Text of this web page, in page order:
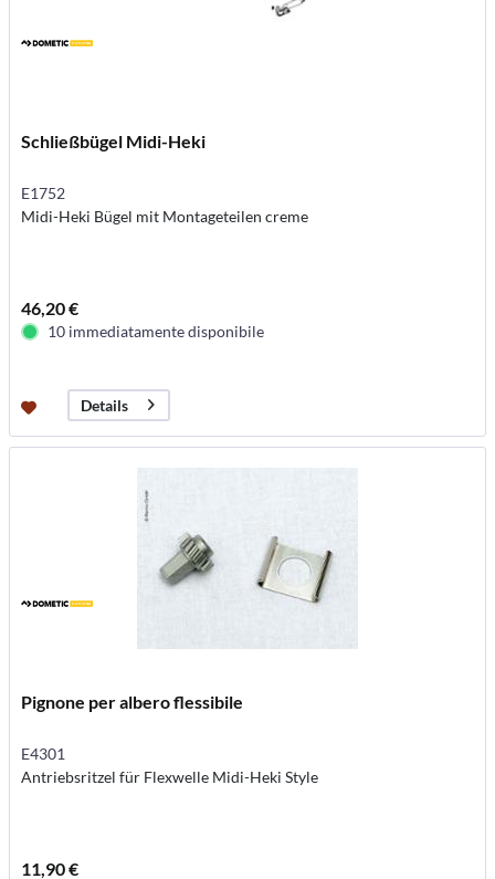
Schließbügel Midi-Heki
E1752
Midi-Heki Bügel mit Montageteilen creme
46,20 €
10 immediatamente disponibile
Details
Pignone per albero flessibile
E4301
Antriebsritzel für Flexwelle Midi-Heki Style
11,90 €